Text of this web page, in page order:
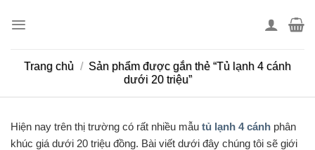
Trang chủ / Sản phẩm được gắn thẻ “Tủ lạnh 4 cánh
dưới 20 triệu”
Hiện nay trên thị trường có rất nhiều mẫu tủ lạnh 4 cánh phân
khúc giá dưới 20 triệu đồng. Bài viết dưới đây chúng tôi sẽ giới